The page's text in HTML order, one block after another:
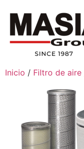
Inicio / Filtro de aire